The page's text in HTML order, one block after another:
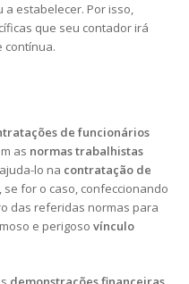
estabelecer. Por isso,
que seu contador irá
contínua.
de funcionários
as normas trabalhistas
lo na contratação de
, se for o caso, confeccionando
das referidas normas para
e perigosovínculo